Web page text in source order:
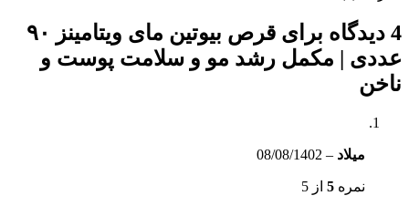
4 دیدگاه برای
قرص بیوتین مای ویتامینز ۹۰
عددی | مکمل رشد مو و سلامت پوست و
ناخن
میلاد –
08/08/1402
نمره 5 از 5